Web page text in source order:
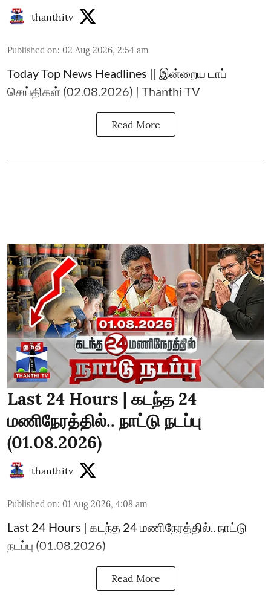
thanthitv
Published on: 02 Aug 2026, 2:54 am
Today Top News Headlines || இன்றைய டாப்
செய்திகள் (02.08.2026) | Thanthi TV
Read More
Last 24 Hours | கடந்த 24
மணிநேரத்தில்.. நாட்டு நடப்பு
(01.08.2026)
thanthitv
Published on: 01 Aug 2026, 4:08 am
Last 24 Hours | கடந்த 24 மணிநேரத்தில்.. நாட்டு
நடப்பு (01.08.2026)
Read More